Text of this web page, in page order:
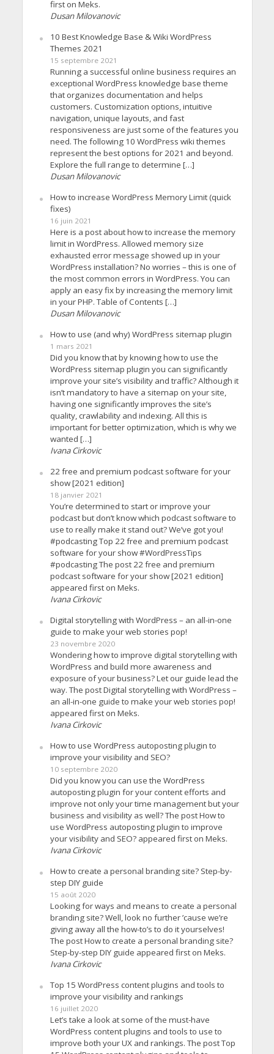
first on Meks.
Dusan Milovanovic
10 Best Knowledge Base & Wiki WordPress
Themes 2021
15 septembre 2021
Running a successful online business requires an
exceptional WordPress knowledge base theme
that organizes documentation and helps
customers. Customization options, intuitive
navigation, unique layouts, and fast
responsiveness are just some of the features you
need. The following 10 WordPress wiki themes
represent the best options for 2021 and beyond.
Explore the full range to determine […]
Dusan Milovanovic
How to increase WordPress Memory Limit (quick
fixes)
16 juin 2021
Here is a post about how to increase the memory
limit in WordPress. Allowed memory size
exhausted error message showed up in your
WordPress installation? No worries – this is one of
the most common errors in WordPress. You can
apply an easy fix by increasing the memory limit
in your PHP. Table of Contents […]
Dusan Milovanovic
How to use (and why) WordPress sitemap plugin
1 mars 2021
Did you know that by knowing how to use the
WordPress sitemap plugin you can significantly
improve your site’s visibility and traffic? Although it
isn’t mandatory to have a sitemap on your site,
having one significantly improves the site’s
quality, crawlability and indexing. All this is
important for better optimization, which is why we
wanted […]
Ivana Cirkovic
22 free and premium podcast software for your
show [2021 edition]
18 janvier 2021
You’re determined to start or improve your
podcast but don’t know which podcast software to
use to really make it stand out? We’ve got you!
#podcasting Top 22 free and premium podcast
software for your show #WordPressTips
#podcasting The post 22 free and premium
podcast software for your show [2021 edition]
appeared first on Meks.
Ivana Cirkovic
Digital storytelling with WordPress – an all-in-one
guide to make your web stories pop!
23 novembre 2020
Wondering how to improve digital storytelling with
WordPress and build more awareness and
exposure of your business? Let our guide lead the
way. The post Digital storytelling with WordPress –
an all-in-one guide to make your web stories pop!
appeared first on Meks.
Ivana Cirkovic
How to use WordPress autoposting plugin to
improve your visibility and SEO?
10 septembre 2020
Did you know you can use the WordPress
autoposting plugin for your content efforts and
improve not only your time management but your
business and visibility as well? The post How to
use WordPress autoposting plugin to improve
your visibility and SEO? appeared first on Meks.
Ivana Cirkovic
How to create a personal branding site? Step-by-
step DIY guide
15 août 2020
Looking for ways and means to create a personal
branding site? Well, look no further ’cause we’re
giving away all the how-to’s to do it yourselves!
The post How to create a personal branding site?
Step-by-step DIY guide appeared first on Meks.
Ivana Cirkovic
Top 15 WordPress content plugins and tools to
improve your visibility and rankings
16 juillet 2020
Let’s take a look at some of the must-have
WordPress content plugins and tools to use to
improve both your UX and rankings. The post Top